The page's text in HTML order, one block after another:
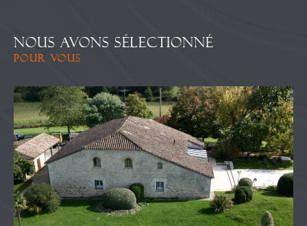
NOUS AVONS SÉLECTIONNÉ
POUR VOUS